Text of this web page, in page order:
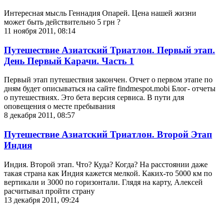
Интересная мысль Геннадия Опарей. Цена нашей жизни
может быть действительно 5 грн ?
11 ноября 2011, 08:14
Путешествие Азиатский Триатлон. Первый этап.
День Первый Карачи. Часть 1
Первый этап путешествия закончен. Отчет о первом этапе по
дням будет описываться на сайте findmespot.mobi Блог- отчеты
о путешествиях. Это бета версия сервиса. В пути для
оповещения о месте пребывания
8 декабря 2011, 08:57
Путешествие Азиатский Триатлон. Второй Этап
Индия
Индия. Второй этап. Что? Куда? Когда? На расстоянии даже
такая страна как Индия кажется мелкой. Каких-то 5000 км по
вертикали и 3000 по горизонтали. Глядя на карту, Алексей
расчитывал пройти страну
13 декабря 2011, 09:24